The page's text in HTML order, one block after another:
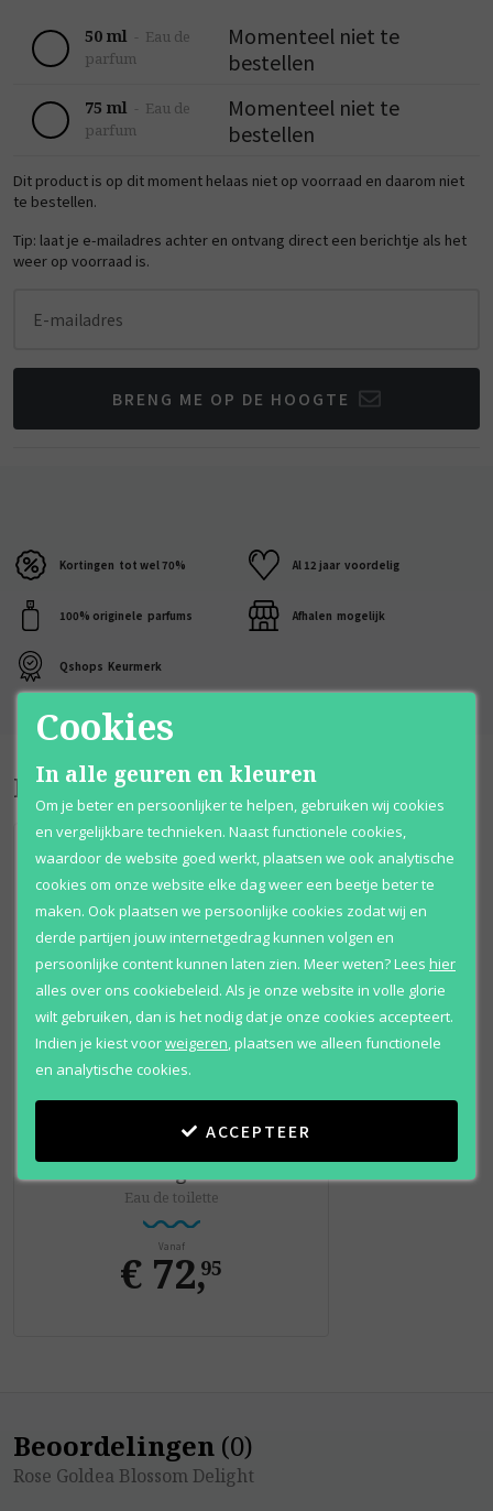
50 ml - Eau de
parfum
Momenteel niet te
bestellen
75 ml - Eau de
parfum
Momenteel niet te
bestellen
Dit product is op dit moment helaas niet op voorraad en daarom niet
te bestellen.
Tip: laat je e-mailadres achter en ontvang direct een berichtje als het
weer op voorraad is.
E-mailadres
BRENG ME OP DE HOOGTE
Kortingen tot wel 70% Al 12 jaar voordelig
100% originele parfums Afhalen mogelijk
Qshops Keurmerk
Bijpassende producten
Rose Goldea Blossom
Eau de toilette
Vanaf
€ 72,95
Beoordelingen (0)
Rose Goldea Blossom Delight
Cookies
In alle geuren en kleuren
Om je beter en persoonlijker te helpen, gebruiken wij cookies
en vergelijkbare technieken. Naast functionele cookies,
waardoor de website goed werkt, plaatsen we ook analytische
cookies om onze website elke dag weer een beetje beter te
maken. Ook plaatsen we persoonlijke cookies zodat wij en
derde partijen jouw internetgedrag kunnen volgen en
persoonlijke content kunnen laten zien. Meer weten?Lees hier
alles over ons cookiebeleid. Als je onze website in volle glorie
wilt gebruiken, dan is het nodig dat je onze cookies accepteert.
Indien je kiest voorweigeren,plaatsen we alleen functionele
en analytische cookies.
ACCEPTEER